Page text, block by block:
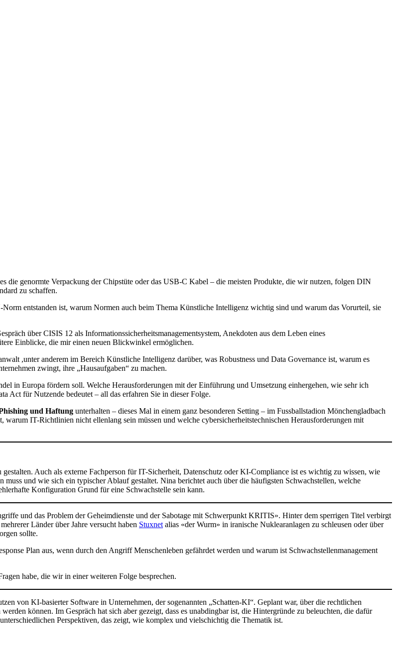
die genormte Verpackung der Chipstüte oder das USB-C Kabel – die meisten Produkte, die wir nutzen, folgen DIN
zu schaffen.
entstanden ist, warum Normen auch beim Thema Künstliche Intelligenz wichtig sind und warum das Vorurteil, sie
über CISIS 12 als Informationssicherheitsmanagementsystem, Anekdoten aus dem Leben eines
Einblicke, die mir einen neuen Blickwinkel ermöglichen.
,unter anderem im Bereich Künstliche Intelligenz darüber, was Robustness und Data Governance ist, warum es
zwingt, ihre „Hausaufgaben“ zu machen.
in Europa fördern soll. Welche Herausforderungen mit der Einführung und Umsetzung einhergehen, wie sehr ich
Act für Nutzende bedeutet – all das erfahren Sie in dieser Folge.
und Haftung unterhalten – dieses Mal in einem ganz besonderen Setting – im Fussballstadion Mönchengladbach
warum IT-Richtlinien nicht ellenlang sein müssen und welche cybersicherheitstechnischen Herausforderungen mit
Auch als externe Fachperson für IT-Sicherheit, Datenschutz oder KI-Compliance ist es wichtig zu wissen, wie
und wie sich ein typischer Ablauf gestaltet. Nina berichtet auch über die häufigsten Schwachstellen, welche
Konfiguration Grund für eine Schwachstelle sein kann.
und das Problem der Geheimdienste und der Sabotage mit Schwerpunkt KRITIS». Hinter dem sperrigen Titel verbirgt
Länder über Jahre versucht haben Stuxnet alias «der Wurm» in iranische Nuklearanlagen zu schleusen oder über
sollte.
Plan aus, wenn durch den Angriff Menschenleben gefährdet werden und warum ist Schwachstellenmanagement
habe, die wir in einer weiteren Folge besprechen.
von KI-basierter Software in Unternehmen, der sogenannten „Schatten-KI“. Geplant war, über die rechtlichen
können. Im Gespräch hat sich aber gezeigt, dass es unabdingbar ist, die Hintergründe zu beleuchten, die dafür
Perspektiven, das zeigt, wie komplex und vielschichtig die Thematik ist.